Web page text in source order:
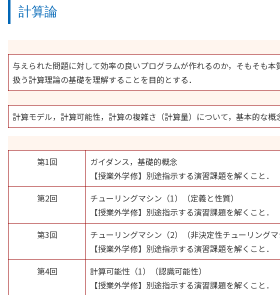
計算論
与えられた問題に対して効率の良いプログラムが作れるのか，そもそも
扱う計算理論の基礎を理解することを目的とする．
計算モデル，計算可能性，計算の複雑さ（計算量）について，基本的な概
第1回
ガイダンス，基礎的概念
【授業外学修】別途指示する演習課題を解くこと．
第2回
チューリングマシン（1）（定義と性質）
【授業外学修】別途指示する演習課題を解くこと．
第3回
チューリングマシン（2）（非決定性チューリングマ
【授業外学修】別途指示する演習課題を解くこと．
第4回
計算可能性（1）（認識可能性）
【授業外学修】別途指示する演習課題を解くこと．